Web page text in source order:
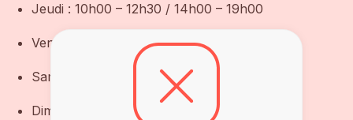
Jeudi : 10h00 – 12h30 / 14h00 – 19h00
Vendredi : 10h00 – 12h30 / 14h00 – 19h00
Samedi : 10h00 – 12h30 / 14h00 – 19h00
Dimanche : 10h00 – 12h30